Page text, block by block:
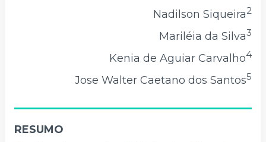
Nadilson Siqueira2
Mariléia da Silva3
Kenia de Aguiar Carvalho4
Jose Walter Caetano dos Santos5
RESUMO